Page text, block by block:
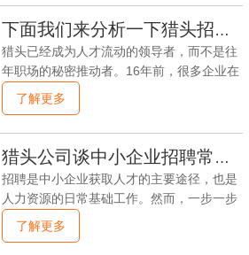
准匹配供需双方。二、建立业界联盟山东猎
头企业可以与全国的猎头企业建立合作，目
的是共同共享信息资源，推动行业合理的职
位委托，协同人才盘活，并建立并完善管理
制度和标准化的流程。
公司的需求越来越大。下面本文就为大家分
析一下为什么越来越多企业选择山东猎头公
司。一、优质的职业经验猎头公司一般是由
职业经验丰富的专业人士组成，这些人在人
才招聘方面经验丰富，具有对市场趋势、行
业知识的深入理解，并且非常熟悉各种招聘
工具和技术。猎头公司一般会对任职企业的
需求进行全面的分析，在满足企业需求的基
础上结合自己在人才招聘方面的知识、经验
和技能，为企业寻找到合适的人选。山东地
处鲁南经济区，
下面我们来分析一下猎头招聘和传统招聘的比较优势。
猎头已经成为人才流动的领导者，而不是往
年职场的秘密推动者。16年前，很多企业在
开始使用猎头的时候都是抱着试一试的心
态，不断决定开始使用猎头服务能给自己带
力的当下，招聘人才的速度和质量已经成为
企业领导人关心的问题。那么，为什么猎头
能在两年内成为高端人才招聘的领导者呢？
下面我们来分析一下猎头招聘和传统招聘的
比较优势。一，猎头的招聘服务比传统招聘
更快。猎头公司在协助企业招聘时，具有很
了解更多
猎头公司谈中小企业招聘常见的六大问题
招聘是中小企业获取人才的主要途径，也是
人力资源的日常基础工作。然而，一步一步
收发简历已经不能满足人才市场的需求，一
些中小企业存在一些问题，导致招聘人员不
了解更多